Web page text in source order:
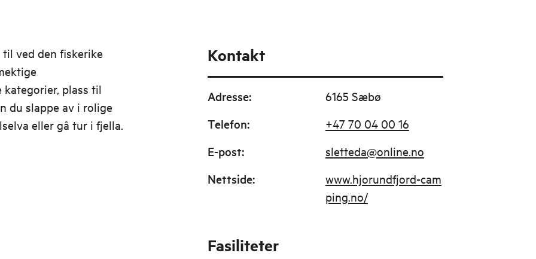
ved den fiskerike
kategorier, plass til
du slappe av i rolige
eller gå tur i fjella.
Kontakt
Adresse: 6165 Sæbø
Telefon: +47 70 04 00 16
E-post: sletteda@online.no
Nettside:
www.hjorundfjord-cam
ping.no/
Fasiliteter